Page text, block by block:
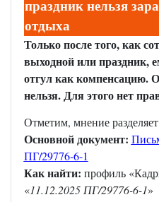
праздник нельзя
отдыха
Только после того, как
выходной или праздник,
отгул как компенсацию.
нельзя. Для этого нет
Отметим, мнение
Основной документ:
ПГ/29776-6-1
Как найти: профиль
«11.12.2025 ПГ/29776-6-1»